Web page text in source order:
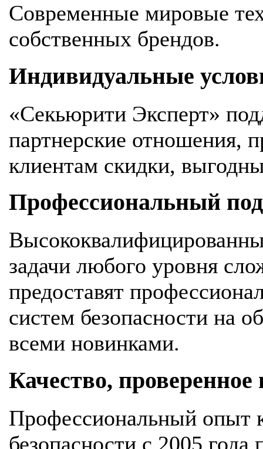
Современные мировые
собственных брендов.
Индивидуальные
«Секьюрити Эксперт»
партнерские отношения,
клиентам скидки,
Профессиональный
задачи любого уровня
предоставят
систем безопасности на
всеми новинками.
Качество,
Профессиональный опыт
безопасности с 2005 года